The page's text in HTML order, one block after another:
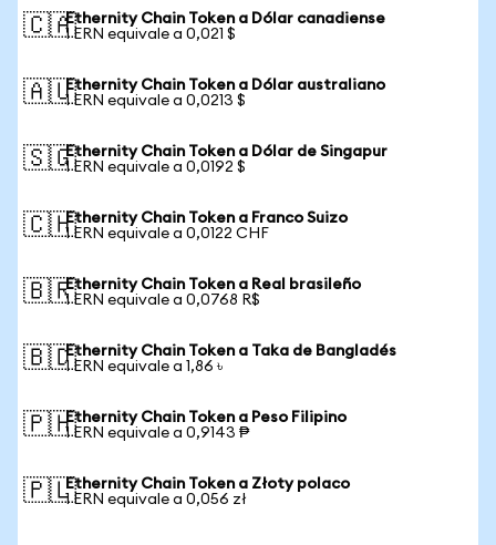
🇨🇦Ethernity Chain Token a Dólar canadiense
1 ERN equivale a 0,021 $
🇦🇺Ethernity Chain Token a Dólar australiano
1 ERN equivale a 0,0213 $
🇸🇬Ethernity Chain Token a Dólar de Singapur
1 ERN equivale a 0,0192 $
🇨🇭Ethernity Chain Token a Franco Suizo
1 ERN equivale a 0,0122 CHF
🇧🇷Ethernity Chain Token a Real brasileño
1 ERN equivale a 0,0768 R$
🇧🇩Ethernity Chain Token a Taka de Bangladés
1 ERN equivale a 1,86 ৳
🇵🇭Ethernity Chain Token a Peso Filipino
1 ERN equivale a 0,9143 ₱
🇵🇱Ethernity Chain Token a Złoty polaco
1 ERN equivale a 0,056 zł